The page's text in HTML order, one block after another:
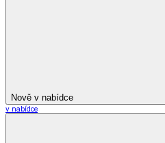
Nově v nabídce
v nabídce